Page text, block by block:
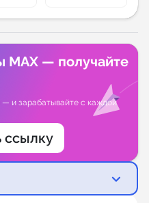
MAX — получайте
и зарабатывайте с каждой
ссылку